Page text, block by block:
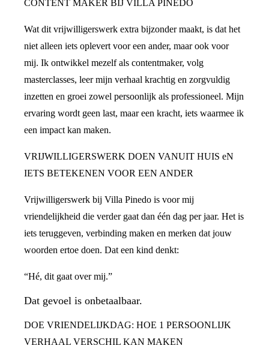
CONTENT MAKER BIJ VILLA PINEDO
Wat dit vrijwilligerswerk extra bijzonder maakt, is dat het
niet alleen iets oplevert voor een ander, maar ook voor
mij. Ik ontwikkel mezelf als contentmaker, volg
masterclasses, leer mijn verhaal krachtig en zorgvuldig
inzetten en groei zowel persoonlijk als professioneel. Mijn
ervaring wordt geen last, maar een kracht, iets waarmee ik
een impact kan maken.
VRIJWILLIGERSWERK DOEN VANUIT HUIS eN
IETS BETEKENEN VOOR EEN ANDER
Vrijwilligerswerk bij Villa Pinedo is voor mij
vriendelijkheid die verder gaat dan één dag per jaar. Het is
iets teruggeven, verbinding maken en merken dat jouw
woorden ertoe doen. Dat een kind denkt:
“Hé, dit gaat over mij.”
Dat gevoel is onbetaalbaar.
DOE VRIENDELIJKDAG: HOE 1 PERSOONLIJK
VERHAAL VERSCHIL KAN MAKEN